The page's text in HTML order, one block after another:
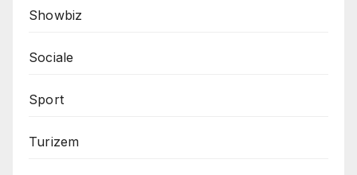
Showbiz
Sociale
Sport
Turizem